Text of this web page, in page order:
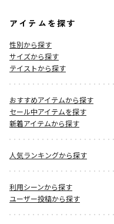
アイテムを探す
性別から探す
サイズから探す
テイストから探す
おすすめアイテムから探す
セール中アイテムを探す
新着アイテムから探す
人気ランキングから探す
利用シーンから探す
ユーザー投稿から探す